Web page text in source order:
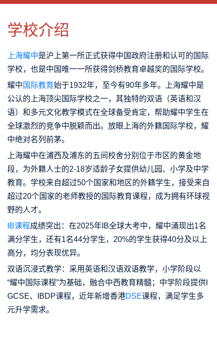
学校介绍
上海耀中是沪上第一所正式获得中国政府注册和认可的国际
学校，也是中国唯一一所获得剑桥教育卓越奖的国际学校。
耀中 国际教育始于1932年，至今有90年多年。上海耀中是
公认的上海顶尖国际学校之一，其独特的双语（英语和汉
语）和多元文化教学模式在全球备受肯定，帮助耀中学生在
全球激烈的竞争中脱颖而出。放眼上海的外籍国际学校，耀
中绝对名列前茅。
上海耀中在浦西及浦东的五间校舍分别位于市区的黄金地
段，为外籍人士的2-18岁适龄子女提供幼儿园、小学及中学
教育。学校来自超过50个国家和地区的外籍学生，接受来自
超过20个国家的老师教授的国际教育课程，成为拥有环球视
野的人才。
IB课程成绩突出：在2025年IB全球大考中，耀中涌现出1名
满分学生，还有1名44分学生，20%的学生获得40分及以上
高分，均分表现优异。
双语沉浸式教学：采用英语和汉语双语教学，小学阶段以
“耀中国际课程”为基础，融合中西教育精髓；中学阶段提供I
GCSE、IBDP课程，近年新增香港DSE课程，满足学生多
元升学需求。